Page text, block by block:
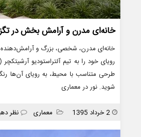
خانه‌ای مدرن و آرامش بخش در
طرحی متناسب با محیط، به رویای آن‌ها
شوید. نور در معماری
انتشار
2 خرداد 1395
دسته
ها
معماری نظر